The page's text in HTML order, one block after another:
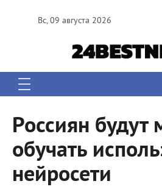
Вс, 09 августа 2026
Россиян будут
обучать
нейросети